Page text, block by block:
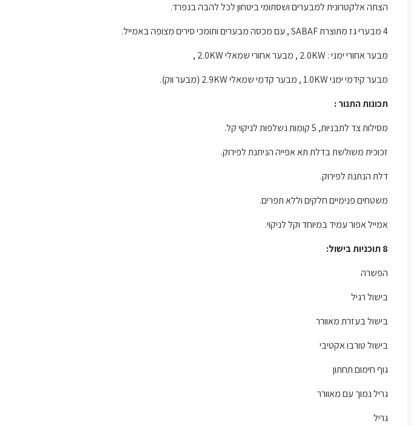
הצתה אלקטרונית למבערים ושסתומי ביטחון לכל להבה בנפרד.
4 מבערי גז מתוצרת SABAF , עם מכסה מבערים ותומכי סירים מצופה באמייל.
מבער אחורי ימני : 2.0KW , מבער אחורי שמאלי 2.0KW ,
מבער קידמי ימני 1.0KW , מבער קדמי שמאלי 2.9KW (מבער ווק).
תכונות התנור :
מסילות צד לתבניות, 5 קומות נשלפות לניקוי קל.
זכוכית משולשת בדלת תא אפייה הניתנת לפירוק.
דלת הנתנת לפירוק.
משטחים פנימיים חלקים וללא תפרים.
אמייל אפור עמיד במיוחד וקל לניקוי.
8 תוכניות בישול:
הפשרה
בישול רגיל
בישול בעזרת מאוורר
בישול טורבו אקטיבי
גוף חימום תחתון
גריל נמוך עם מאוורר
גריל